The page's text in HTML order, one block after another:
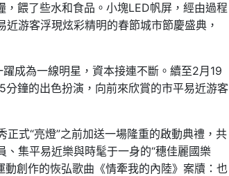
，餵了些水和食品。小塊LED帆屏，經由過程
游客浮現炫彩精明的春節城市節慶盛典，
躍成為一線明星，資本接連不斷。續至2月19
鐘的出色扮演，向前來欣賞的市平易近游客
式“亮燈”之前加送一場隆重的啟動典禮，共
集平易近樂與時髦于一身的“穗佳麗國樂
動創作的恢弘歌曲《情牽我的內陸》案牘：也